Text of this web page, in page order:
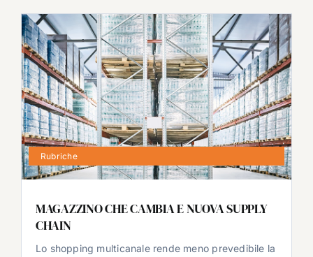
Rubriche
MAGAZZINO CHE CAMBIA E NUOVA SUPPLY
CHAIN
Lo shopping multicanale rende meno prevedibile la